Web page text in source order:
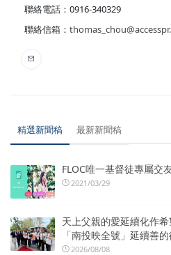
聯絡電話：0916-340329
聯絡信箱：
精選新聞稿 最新新聞稿
FLOC唯一基督徒專屬交
2021/03/29
天上父親的愛延續化作
「南投映全號」延續善
2026/08/08